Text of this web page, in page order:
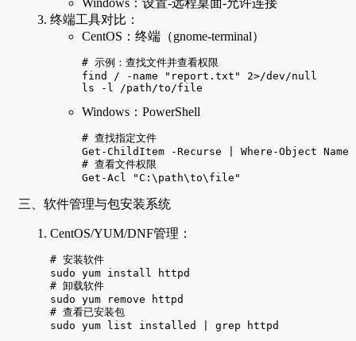
Windows：设置-远程桌面-允许连接
终端工具对比：
CentOS：终端（gnome-terminal）
# 示例：查找文件并查看权限
find / -name "report.txt" 2>/dev/null
ls -l /path/to/file
Windows：PowerShell
# 查找指定文件
Get-ChildItem -Recurse | Where-Object
# 查看文件权限
Get-Acl "C:\path\to\file"
三、软件管理与包安装系统
CentOS/YUM/DNF管理：
# 安装软件
sudo yum install httpd
# 卸载软件
sudo yum remove httpd
# 查看已安装包
sudo yum list installed | grep httpd